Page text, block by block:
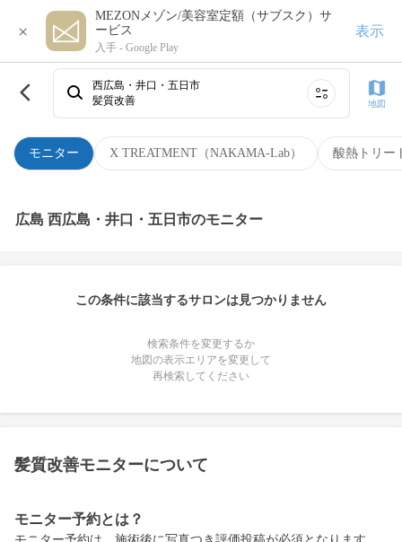
×
MEZONメゾン/美容室定額（サブスク）サ
ービス
入手 - Google Play
表示
モニター X TREATMENT（NAKAMA-Lab） 酸熱トリー
西広島・井口・五日市
髪質改善
地図
広島 西広島・井口・五日市のモニター
この条件に該当するサロンは見つかりません
検索条件を変更するか
地図の表示エリアを変更して
再検索してください
髪質改善モニターについて
モニター予約とは？